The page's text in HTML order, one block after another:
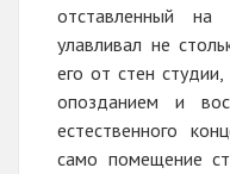
отставленный на
улавливал не
его от стен
опозданием и
естественного
само помещение